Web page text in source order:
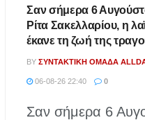
Σαν σήμερα 6
Ρίτα Σακελλαρίου, η
έκανε τη ζωή της
BY ΣΥΝΤΑΚΤΙΚΉ ΟΜΆΔΑ
06-08-26 22:40 0
Σαν σήμερα 6